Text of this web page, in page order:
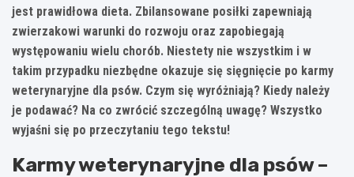
jest prawidłowa dieta. Zbilansowane posiłki zapewniają
zwierzakowi warunki do rozwoju oraz zapobiegają
występowaniu wielu chorób. Niestety nie wszystkim i w
takim przypadku niezbędne okazuje się sięgnięcie po karmy
weterynaryjne dla psów. Czym się wyróżniają? Kiedy należy
je podawać? Na co zwrócić szczególną uwagę? Wszystko
wyjaśni się po przeczytaniu tego tekstu!
Karmy weterynaryjne dla psów –